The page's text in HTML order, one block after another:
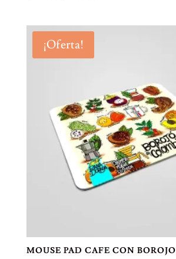
era:
$ 190.000.
¡Oferta!
MOUSE PAD CAFE CON BOROJO